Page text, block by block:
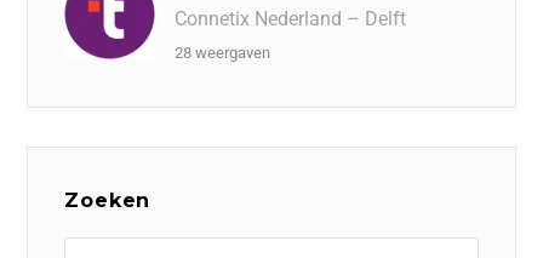
Connetix Nederland – Delft
28 weergaven
Zoeken